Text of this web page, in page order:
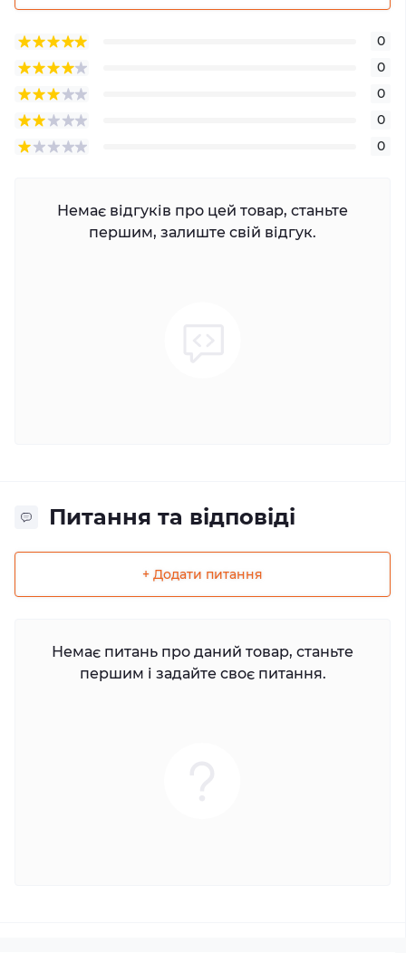
0
0
0
0
0
Немає відгуків про цей товар, станьте
першим, залиште свій відгук.
Питання та відповіді
+ Додати питання
Немає питань про даний товар, станьте
першим і задайте своє питання.